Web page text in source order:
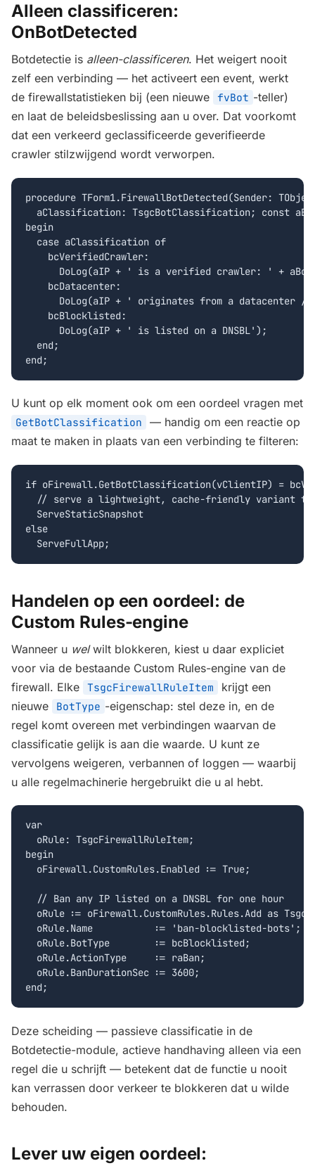
Alleen classificeren:
OnBotDetected
Botdetectie is alleen-classificeren. Het weigert nooit
zelf een verbinding — het activeert een event, werkt
de firewallstatistieken bij (een nieuwe
fvBot -teller)
en laat de beleidsbeslissing aan u over. Dat voorkomt
dat een verkeerd geclassificeerde geverifieerde
crawler stilzwijgend wordt verworpen.
procedure TForm1.FirewallBotDetected(Sender:
aClassification: TsgcBotClassification; const
begin
  case aClassification of
    bcVerifiedCrawler:
DoLog(aIP + ' is a verified crawler: ' +
    bcDatacenter:
DoLog(aIP + ' originates from a datacenter /
    bcBlocklisted:
      DoLog(aIP + ' is listed on a DNSBL');
  end;
end;
U kunt op elk moment ook om een oordeel vragen met
GetBotClassification
— handig om een reactie op
maat te maken in plaats van een verbinding te filteren:
if oFirewall.GetBotClassification(vClientIP) =
// serve a lightweight, cache-friendly variant
  ServeStaticSnapshot
else
  ServeFullApp;
Handelen op een oordeel: de
Custom Rules-engine
Wanneer u welwilt blokkeren, kiest u daar expliciet
voor via de bestaande Custom Rules-engine van de
firewall. Elke TsgcFirewallRuleItem
krijgt een
nieuwe
BotType -eigenschap: stel deze in, en de
regel komt overeen met verbindingen waarvan de
classificatie gelijk is aan die waarde. U kunt ze
vervolgens weigeren, verbannen of loggen — waarbij
u alle regelmachinerie hergebruikt die u al hebt.
var
  oRule: TsgcFirewallRuleItem;
begin
  oFirewall.CustomRules.Enabled := True;
  // Ban any IP listed on a DNSBL for one hour
oRule := oFirewall.CustomRules.Rules.Add as
  oRule.Name           := 'ban-blocklisted-bots';
  oRule.BotType        := bcBlocklisted;
  oRule.ActionType     := raBan;
  oRule.BanDurationSec := 3600;
end;
Deze scheiding — passieve classificatie in de
Botdetectie-module, actieve handhaving alleen via een
regel die u schrijft — betekent dat de functie u nooit
kan verrassen door verkeer te blokkeren dat u wilde
behouden.
Lever uw eigen oordeel: